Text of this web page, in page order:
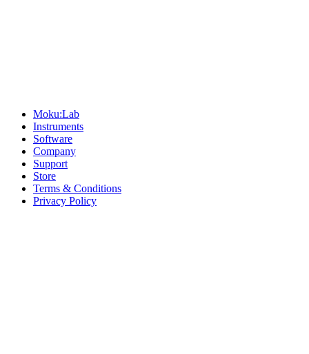
Moku:Lab
Instruments
Software
Company
Support
Store
Terms & Conditions
Privacy Policy